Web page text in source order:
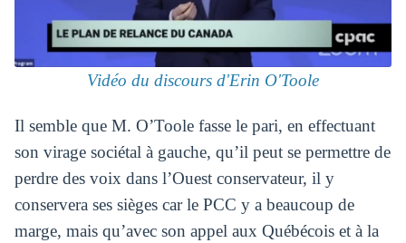
Vidéo du discours d'Erin O'Toole
Il semble que M. O’Toole fasse le pari, en effectuant
son virage sociétal à gauche, qu’il peut se permettre de
perdre des voix dans l’Ouest conservateur, il y
conservera ses sièges car le PCC y a beaucoup de
marge, mais qu’avec son appel aux Québécois et à la